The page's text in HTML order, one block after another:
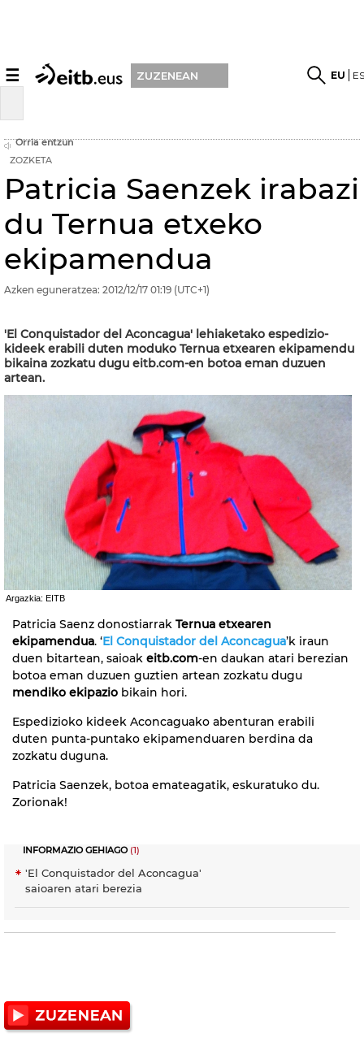
☰ ZUZENEAN EU
Orria entzun
ZOZKETA
Patricia Saenzek irabazi
du Ternua etxeko
ekipamendua
Azken eguneratzea: 2012/12/17 01:19 (UTC+1)
'El Conquistador del Aconcagua' lehiaketako espedizio-
kideek erabili duten moduko Ternua etxearen ekipamendu
bikaina zozkatu dugu eitb.com-en botoa eman duzuen
artean.
Argazkia: EITB
Patricia Saenz donostiarrak Ternua etxearen
ekipamendua. ‘El Conquistador del Aconcagua’k iraun
duen bitartean, saioak eitb.com-en daukan atari berezian
botoa eman duzuen guztien artean zozkatu dugu
mendiko ekipazio bikain hori.
Espedizioko kideek Aconcaguako abenturan erabili
duten punta-puntako ekipamenduaren berdina da
zozkatu duguna.
Patricia Saenzek, botoa emateagatik, eskuratuko du.
Zorionak!
INFORMAZIO GEHIAGO(1)
'El Conquistador del Aconcagua'
saioaren atari berezia